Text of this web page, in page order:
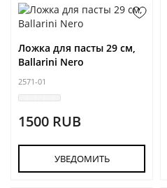
Ложка для пасты 29 см,
Ballarini Nero
2571-01
1500 RUB
УВЕДОМИТЬ